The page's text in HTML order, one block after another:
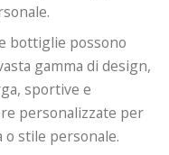
bottiglie possono
gamma di design,
sportive e
personalizzate per
o stile personale.